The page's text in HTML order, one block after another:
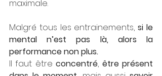
maximale.
Malgré tous les entrainements, si le
mental n’est pas là, alors la
performance non plus.
Il faut être concentré, être présent